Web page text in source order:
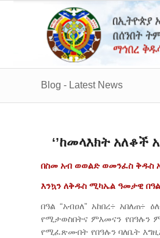
Blog - Latest News
‘’ከመላእክት አለቆች
በስመ አብ ወወልድ ወመንፈስ ቅዱስ
እንኳን ለቅዱስ ሚካኤል ዓመታዊ በዓል
በዓል “አብዐለ” አከበረ÷
የሚታወስበትና ምእመናን የበዓሉን
የሚፈጽሙበት የበዓሉን ባለቤት